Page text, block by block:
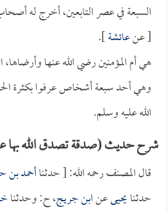
السبعة في عصر التابعين، أخرج له
[ عنعائشة].
هي أم المؤمنين رضي الله عنها
وهي أحد سبعة أشخاص عرفوا بكثرة
الله عليه وسلم.
شرح حديث (صدقة تصدق الله بها
قال المصنف رحمه الله: [ حدثناأحمد بن
حدثنايحيىعنابن جريج، ح: وحدثنا